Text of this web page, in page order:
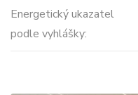
Energetický ukazatel
podle vyhlášky: